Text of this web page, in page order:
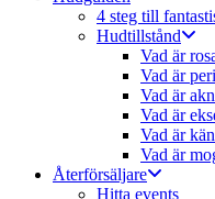
4 steg till
Hudtillstånd
Vad är
Vad är
Vad är
Vad är
Vad är
Vad är
Återförsäljare
Hitta events